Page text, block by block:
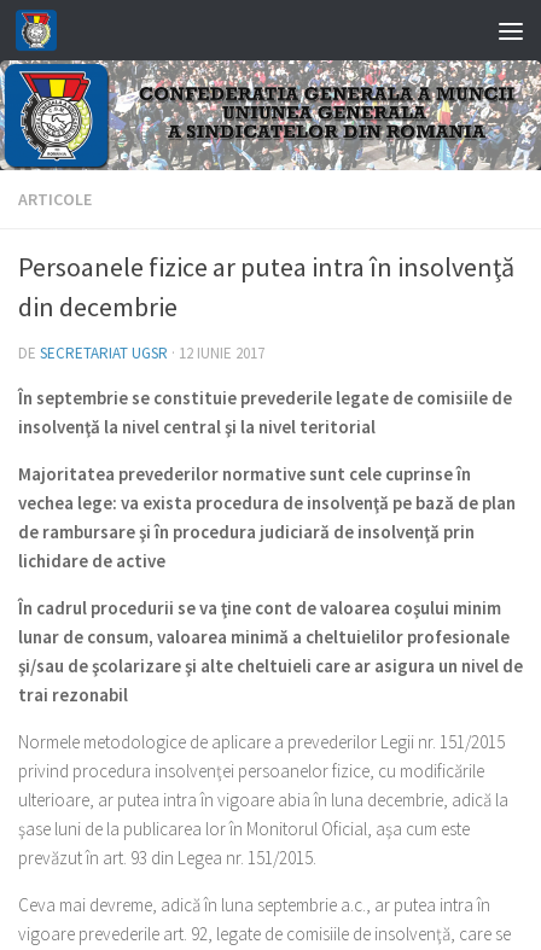
Skip to content
ARTICOLE
Persoanele fizice ar putea intra în insolvenţă
din decembrie
DE SECRETARIAT UGSR · 12 IUNIE 2017
În septembrie se constituie prevederile legate de comisiile de
insolvenţă la nivel central şi la nivel teritorial
Majoritatea prevederilor normative sunt cele cuprinse în
vechea lege: va exista procedura de insolvenţă pe bază de plan
de rambursare şi în procedura judiciară de insolvenţă prin
lichidare de active
În cadrul procedurii se va ţine cont de valoarea coşului minim
lunar de consum, valoarea minimă a cheltuielilor profesionale
şi/sau de şcolarizare şi alte cheltuieli care ar asigura un nivel de
trai rezonabil
Normele metodologice de aplicare a prevederilor Legii nr. 151/2015
privind procedura insolvenţei persoanelor fizice, cu modificările
ulterioare, ar putea intra în vigoare abia în luna decembrie, adică la
şase luni de la publicarea lor în Monitorul Oficial, aşa cum este
prevăzut în art. 93 din Legea nr. 151/2015.
Ceva mai devreme, adică în luna septembrie a.c., ar putea intra în
vigoare prevederile art. 92, legate de comisiile de insolvenţă, care se